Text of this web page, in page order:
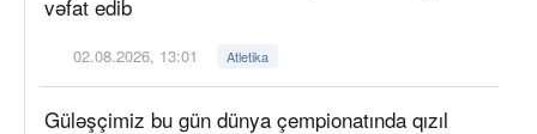
vəfat edib
02.08.2026, 13:01 Atletika
Güləşçimiz bu gün dünya çempionatında qızıl